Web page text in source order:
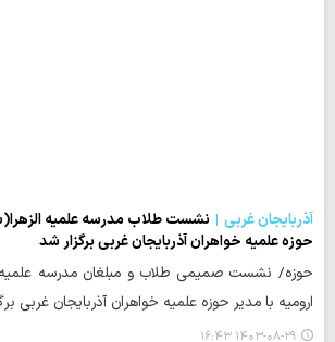
آذربایجان غربی
نشست‌ طلاب‌ مدرسه علمیه
حوزه علمیه خواهران آذربایجان غربی برگزار شد
حوزه/ نشست‌ صمیمی‌ طلاب‌ و مبلغان مدرسه
ارومیه با مدیر حوزه علمیه خواهران آذربایجان غربی
۱۴۰۳-۰۸-۲۹ ۱۶:۴۳